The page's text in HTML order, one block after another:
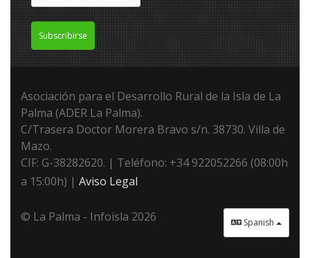
Subscribirse
Asociación para el Desarrollo Rural de la Isla de La
Palma (ADER La Palma).
C/Trasera Doctor Morera Bravo s/n. 38730. Villa de
Mazo.
CIF: G-38282620. | Teléfono: +34 922052266 (08:00h
a 15:00h) | Aviso Legal
Spanish
© La Palma - Infoisla 2026